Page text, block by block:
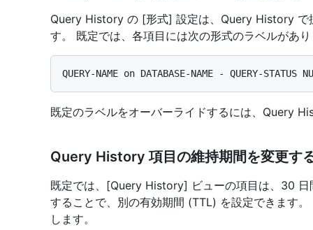
Query History の [形式] 設定は、Query History で
す。 既定では、各項目には次の形式のラベルがあ
既定のラベルをオーバーライドするには、Query
Query History 項目の維持期間を変更す
既定では、[Query History] ビューの項目は、30
することで、別の有効期間 (TTL) を設定できます
します。